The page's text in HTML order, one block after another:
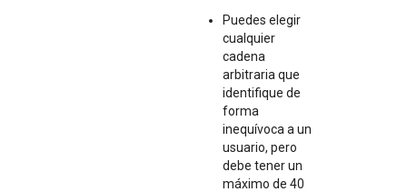
Puedes elegir
cualquier
cadena
arbitraria que
identifique de
forma
inequívoca a un
usuario, pero
debe tener un
máximo de 40